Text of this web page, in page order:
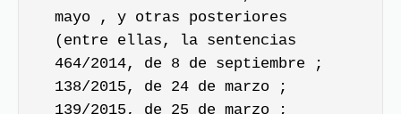
mayo , y otras posteriores
(entre ellas, la sentencias
464/2014, de 8 de septiembre ;
138/2015, de 24 de marzo ;
139/2015, de 25 de marzo ;